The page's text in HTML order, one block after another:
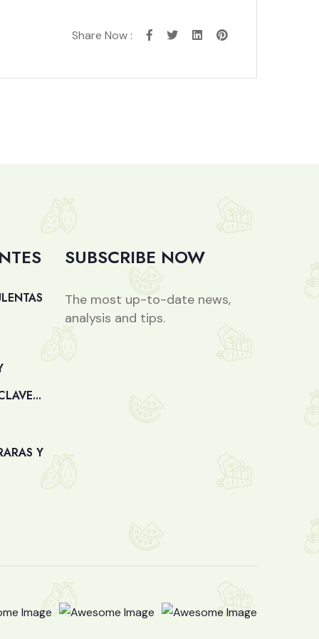
Share Now :
Y
SUBSCRIBE NOW
The most up-to-date news,
analysis and tips.